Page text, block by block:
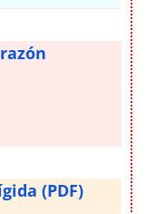
(PDF)